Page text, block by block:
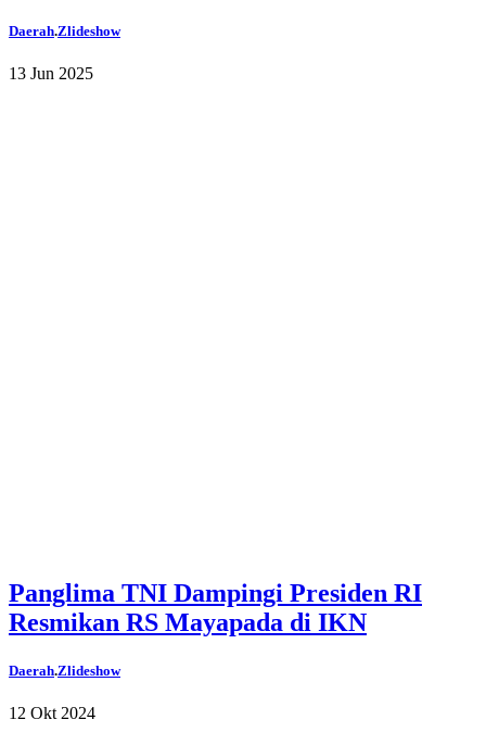
Daerah.Zlideshow
13 Jun 2025
Panglima TNI Dampingi Presiden RI
Resmikan RS Mayapada di IKN
Daerah.Zlideshow
12 Okt 2024